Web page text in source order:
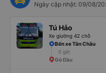
Ngày cập nhật: 09/08/
Tú Hảo
Xe giường 42 chỗ
Bến xe Tân Châu
0 giờ
Gò Dầu